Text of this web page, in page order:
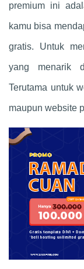
premium ini
kamu bisa
gratis. Untuk
yang menarik
Terutama untuk
maupun website